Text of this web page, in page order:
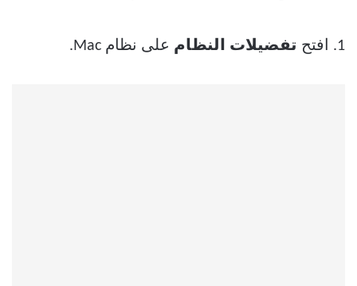
1. افتح تفضيلات النظام على نظام Mac.